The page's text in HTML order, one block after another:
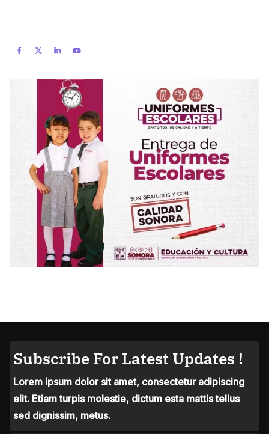
Subscribe For Latest Updates !
Lorem ipsum dolor sit amet, consectetur adipiscing
elit. Etiam turpis molestie, dictum esta mattis tellus
sed dignissim, metus.